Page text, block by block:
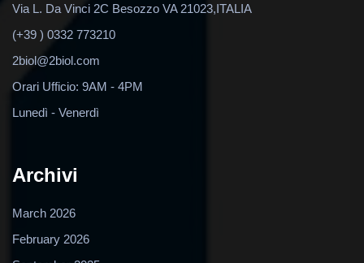
Via L. Da Vinci 2C Besozzo VA 21023,ITALIA
(+39 ) 0332 773210
2biol@2biol.com
Orari Ufficio: 9AM - 4PM
Lunedì - Venerdì
Archivi
March 2026
February 2026